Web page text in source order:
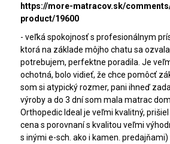
https://more-matracov.sk/
product/19600
- veľká spokojnosť s profesionálnym
ktorá na základe môjho chatu sa
potrebujem, perfektne poradila. Je
ochotná, bolo vidieť, že chce pomôcť
som si atypický rozmer, pani ihneď
výroby a do 3 dní som mala matrac
Orthopedic Ideal je veľmi kvalitný,
cena s porovnaní s kvalitou veľmi
s inými e-sch. ako i kamen.